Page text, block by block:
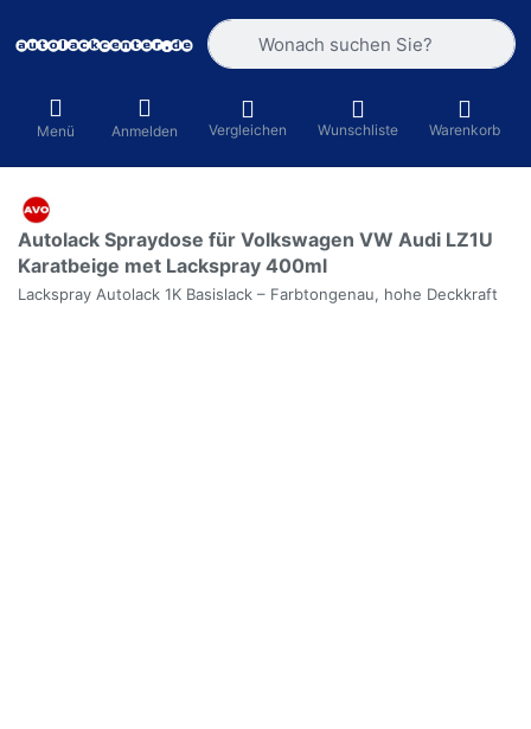
Geben Sie einen Suchbegriff ein.
Menü Anmelden Vergleichen Wunschliste Warenkorb
Autolack Spraydose für Volkswagen VW Audi LZ1U
Karatbeige met Lackspray 400ml
Lackspray Autolack 1K Basislack – Farbtongenau, hohe Deckkraft